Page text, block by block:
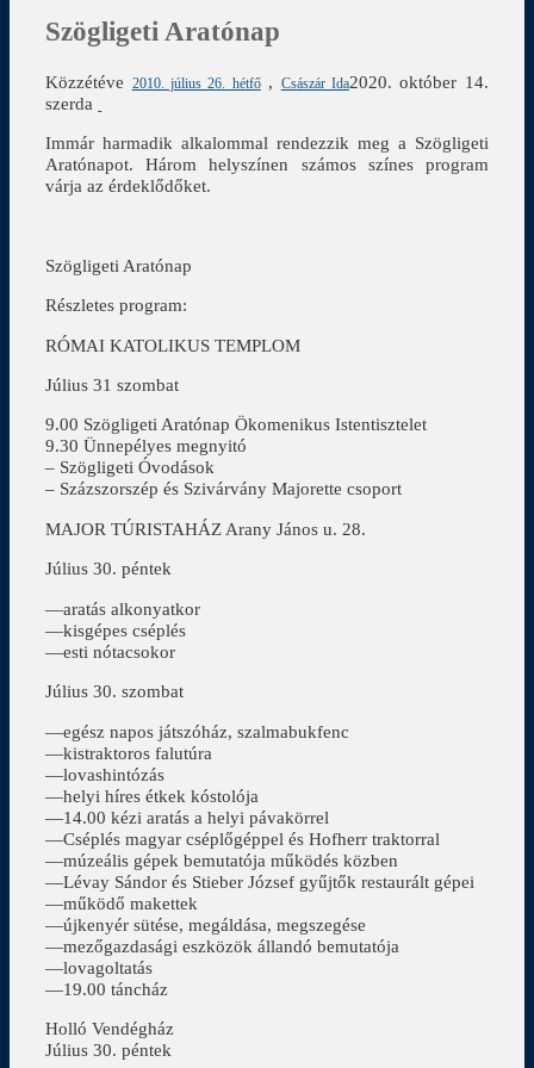
Szögligeti Aratónap
Közzétéve 2010. július 26. hétfő , Császár Ida2020. október 14.
szerda
Immár harmadik alkalommal rendezzik meg a Szögligeti
Aratónapot. Három helyszínen számos színes program
várja az érdeklődőket.
Szögligeti Aratónap
Részletes program:
RÓMAI KATOLIKUS TEMPLOM
Július 31 szombat
9.00 Szögligeti Aratónap Ökomenikus Istentisztelet
9.30 Ünnepélyes megnyitó
– Szögligeti Óvodások
– Százszorszép és Szivárvány Majorette csoport
MAJOR TÚRISTAHÁZ Arany János u. 28.
Július 30. péntek
—aratás alkonyatkor
—kisgépes cséplés
—esti nótacsokor
Július 30. szombat
—egész napos játszóház, szalmabukfenc
—kistraktoros falutúra
—lovashintózás
—helyi híres étkek kóstolója
—14.00 kézi aratás a helyi pávakörrel
—Cséplés magyar cséplőgéppel és Hofherr traktorral
—múzeális gépek bemutatója működés közben
—Lévay Sándor és Stieber József gyűjtők restaurált gépei
—működő makettek
—újkenyér sütése, megáldása, megszegése
—mezőgazdasági eszközök állandó bemutatója
—lovagoltatás
—19.00 táncház
Holló Vendégház
Július 30. péntek